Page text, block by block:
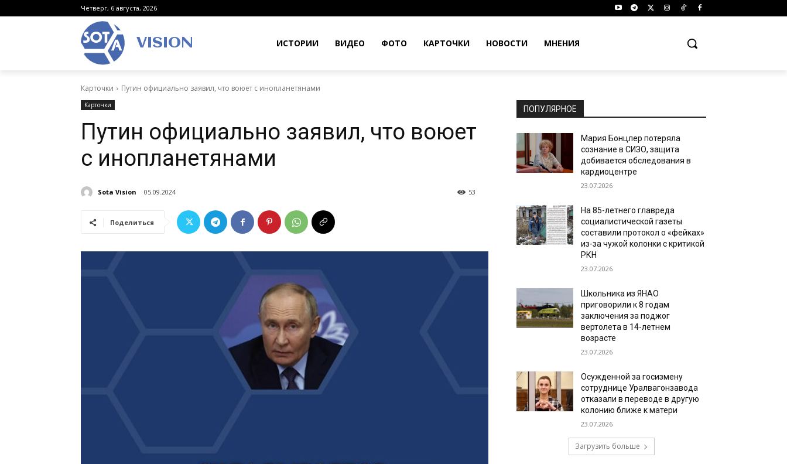
Четверг, 6 августа, 2026
VISION ИСТОРИИ ВИДЕО ФОТО КАРТОЧКИ НОВОСТИ МНЕНИЯ
Карточки Путин официально заявил, что воюет с инопланетянами
Карточки
Путин официально заявил, что воюет
с инопланетянами
Sota Vision 05.09.2024 53
Поделиться
ПОПУЛЯРНОЕ
Мария Бонцлер потеряла
сознание в СИЗО, защита
добивается обследования в
кардиоцентре
23.07.2026
На 85-летнего главреда
социалистической газеты
составили протокол о «фейках»
из-за чужой колонки с критикой
РКН
23.07.2026
Школьника из ЯНАО
приговорили к 8 годам
заключения за поджог
вертолета в 14-летнем
возрасте
23.07.2026
Осужденной за госизмену
сотруднице Уралвагонзавода
отказали в переводе в другую
колонию ближе к матери
23.07.2026
Загрузить больше